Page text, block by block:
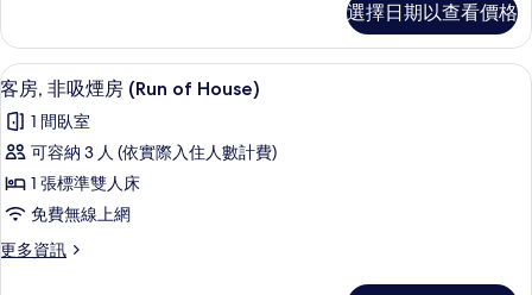
非
吸
煙
房
(1
Queen
Bed)
的
雙
人
房,
吸
煙
(1
Queen
的
選擇日期以查看價格
顯
示
客
房,
非
煙
10
客房, 非吸煙房 (Run of House)
1 間臥室
可容納 3 人 (依實際入住人數計費)
1 張標準雙人床
免費無線上網
更多資訊
更